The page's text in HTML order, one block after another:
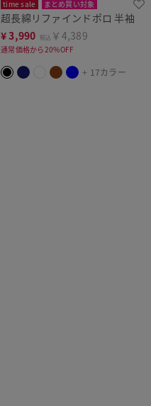
time sale まとめ買い対象
超長綿リファインドポロ 半袖
¥3,990 税込 ￥4,389
通常価格から20%OFF
+ 17カラー